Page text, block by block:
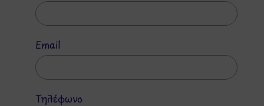
Email
Τηλέφωνο